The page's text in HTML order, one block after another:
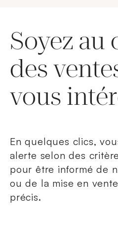
Soyez au
des
vous
En quelques clics,
alerte selon des
pour être informé de
ou de la mise en
précis.